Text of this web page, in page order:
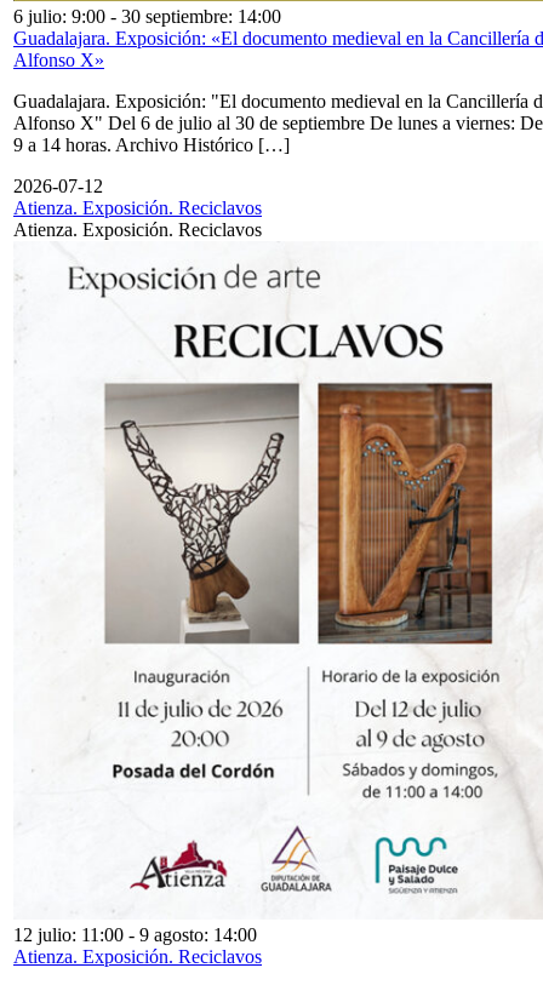
6 julio: 9:00 - 30 septiembre: 14:00
Guadalajara. Exposición: «El documento medieval en la Cancillería
Alfonso X»
Guadalajara. Exposición: "El documento medieval en la Cancillería
Alfonso X" Del 6 de julio al 30 de septiembre De lunes a viernes: De
9 a 14 horas. Archivo Histórico […]
2026-07-12
Atienza. Exposición. Reciclavos
Atienza. Exposición. Reciclavos
12 julio: 11:00 - 9 agosto: 14:00
Atienza. Exposición. Reciclavos